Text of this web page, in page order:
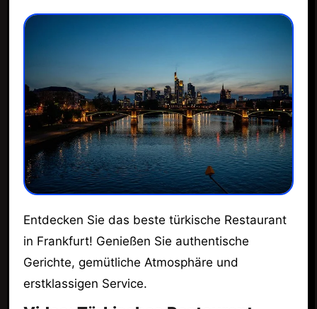
Entdecken Sie das beste türkische Restaurant
in Frankfurt! Genießen Sie authentische
Gerichte, gemütliche Atmosphäre und
erstklassigen Service.